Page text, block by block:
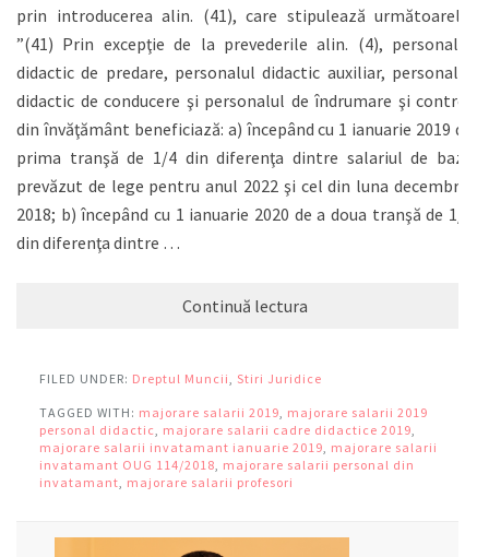
prin introducerea alin. (41), care stipulează următoarele:
”(41) Prin excepţie de la prevederile alin. (4), personalul
didactic de predare, personalul didactic auxiliar, personalul
didactic de conducere şi personalul de îndrumare şi control
din învăţământ beneficiază: a) începând cu 1 ianuarie 2019 de
prima tranşă de 1/4 din diferenţa dintre salariul de bază
prevăzut de lege pentru anul 2022 şi cel din luna decembrie
2018; b) începând cu 1 ianuarie 2020 de a doua tranşă de 1/4
din diferenţa dintre …
Continuă lectura
FILED UNDER: Dreptul Muncii, Stiri Juridice
TAGGED WITH: majorare salarii 2019, majorare salarii 2019
personal didactic, majorare salarii cadre didactice 2019,
majorare salarii invatamant ianuarie 2019, majorare salarii
invatamant OUG 114/2018, majorare salarii personal din
invatamant, majorare salarii profesori